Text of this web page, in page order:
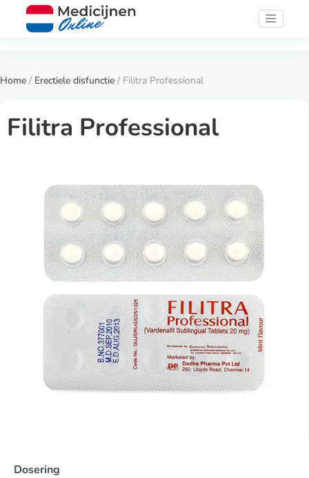
Home / Erectiele disfunctie / Filitra Professional
Filitra Professional
Dosering